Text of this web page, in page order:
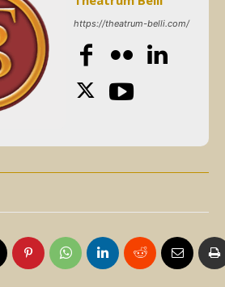
https://theatrum-belli.com/